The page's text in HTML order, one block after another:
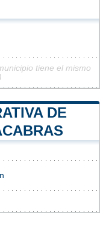
tiene el mismo
DE